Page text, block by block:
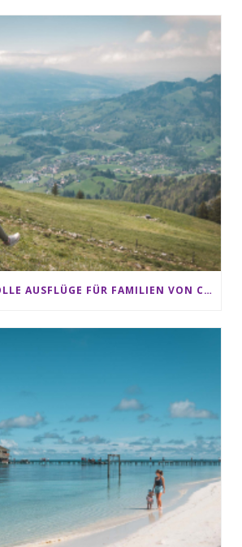
FRIBOURG: 7 TOLLE AUSFLÜGE FÜR FAMILIEN VON CHARMEY BIS LES PACCOTS